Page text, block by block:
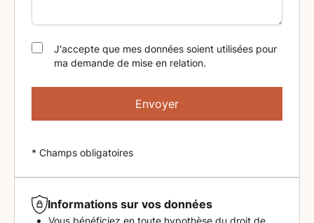
J'accepte que mes données soient utilisées pour
ma demande de mise en relation.
Envoyer
* Champs obligatoires
Informations sur vos données
Vous bénéficiez en toute hypothèse du droit de